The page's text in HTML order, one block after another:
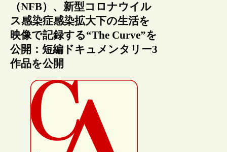
（NFB）、新型コロナウイル
ス感染症感染拡大下の生活を
映像で記録する“The Curve”を
公開：短編ドキュメンタリー3
作品を公開